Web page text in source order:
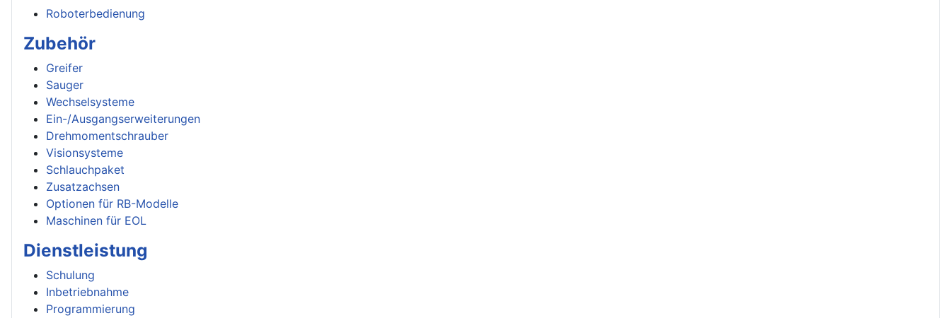
Roboterbedienung
Zubehör
Greifer
Sauger
Wechselsysteme
Ein-/Ausgangserweiterungen
Drehmomentschrauber
Visionsysteme
Schlauchpaket
Zusatzachsen
Optionen für RB-Modelle
Maschinen für EOL
Dienstleistung
Schulung
Inbetriebnahme
Programmierung